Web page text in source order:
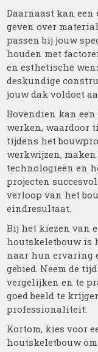
Daarnaast kan
geven over
passen bij jouw
houden met
en esthetische
deskundige
jouw dak voldoet
Bovendien kan
werken, waardoor
tijdens het
werkwijzen,
technologieën en
projecten
verloop van het
eindresultaat.
Bij het kiezen van
houtskeletbouw is
naar hun ervaring
gebied. Neem de
vergelijken en te
goed beeld te
professionaliteit.
Kortom, kies voor
houtskeletbouw